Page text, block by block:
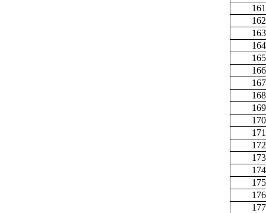
161
162
163
164
165
166
167
168
169
170
171
172
173
174
175
176
177